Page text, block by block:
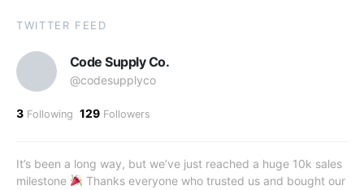
TWITTER FEED
Code Supply Co.
@codesupplyco
3 Following 129 Followers
It’s been a long way, but we’ve just reached a huge 10k sales
milestone
Thanks everyone who trusted us and bought our